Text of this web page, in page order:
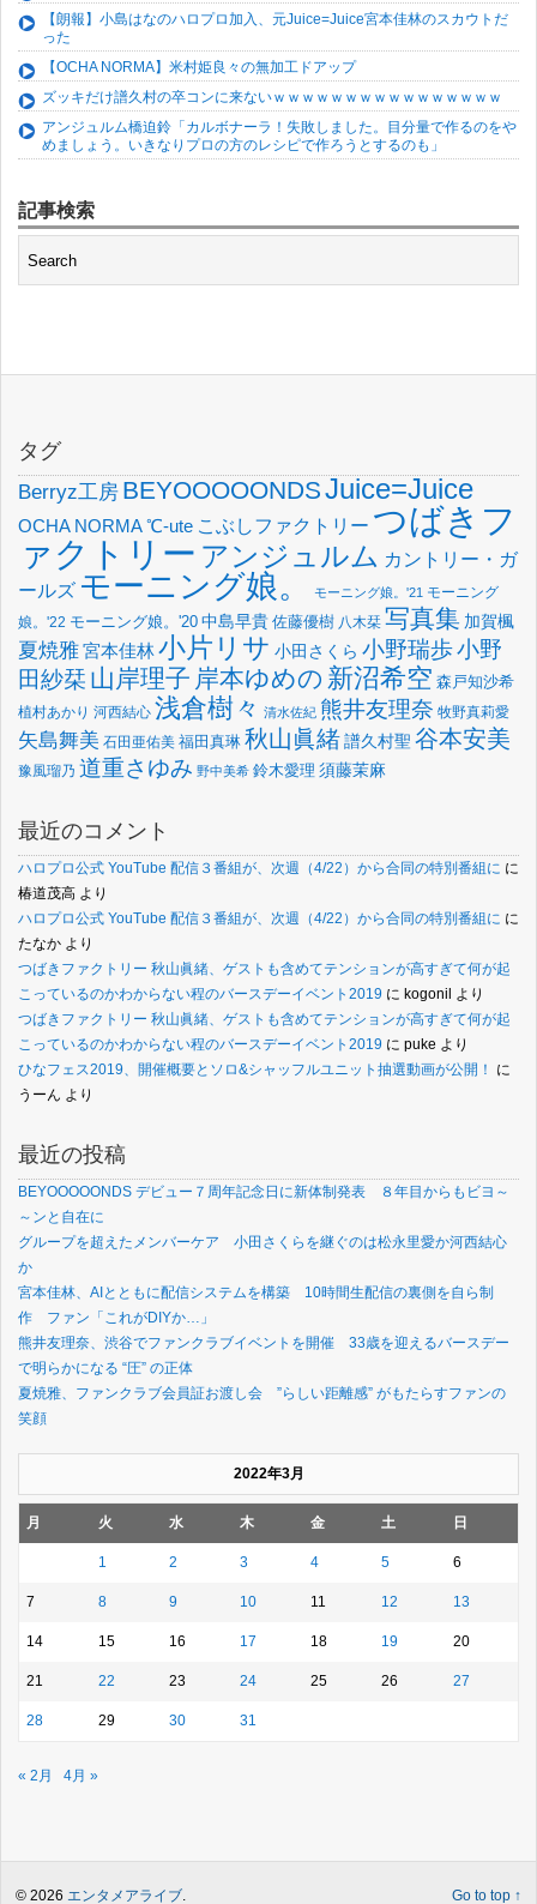
【朗報】小島はなのハロプロ加入、元Juice=Juice宮本佳林のスカウトだ
った
【OCHA NORMA】米村姫良々の無加工ドアップ
ズッキだけ譜久村の卒コンに来ないｗｗｗｗｗｗｗｗｗｗｗｗｗｗｗｗ
アンジュルム橋迫鈴「カルボナーラ！失敗しました。目分量で作るのをや
めましょう。いきなりプロの方のレシピで作ろうとするのも」
記事検索
タグ
Berryz工房 BEYOOOOONDSJuice=Juice
OCHA NORMA℃-ute こぶしファクトリー つばきフ
ァクトリー アンジュルム カントリー・ガ
ールズ モーニング娘。 モーニング娘。'21 モーニング
娘。'22 モーニング娘。'20 中島早貴 佐藤優樹 八木栞 写真集 加賀楓
夏焼雅宮本佳林小片リサ 小田さくら 小野瑞歩小野
田紗栞 山岸理子 岸本ゆめの 新沼希空 森戸知沙希
植村あかり 河西結心 浅倉樹々 清水佐紀 熊井友理奈 牧野真莉愛
矢島舞美 石田亜佑美 福田真琳 秋山眞緒譜久村聖 谷本安美
豫風瑠乃 道重さゆみ 野中美希 鈴木愛理 須藤茉麻
最近のコメント
ハロプロ公式 YouTube 配信３番組が、次週（4/22）から合同の特別番組に に
椿道茂高 より
ハロプロ公式 YouTube 配信３番組が、次週（4/22）から合同の特別番組に に
たなか より
つばきファクトリー 秋山眞緒、ゲストも含めてテンションが高すぎて何が起
こっているのかわからない程のバースデーイベント2019 に kogonil より
つばきファクトリー 秋山眞緒、ゲストも含めてテンションが高すぎて何が起
こっているのかわからない程のバースデーイベント2019 に puke より
ひなフェス2019、開催概要とソロ&シャッフルユニット抽選動画が公開！
に
うーん より
最近の投稿
BEYOOOOONDS デビュー７周年記念日に新体制発表 ８年目からもビヨ～
～ンと自在に
グループを超えたメンバーケア 小田さくらを継ぐのは松永里愛か河西結心
か
宮本佳林、AIとともに配信システムを構築 10時間生配信の裏側を自ら制
作 ファン「これがDIYか…」
熊井友理奈、渋谷でファンクラブイベントを開催 33歳を迎えるバースデー
で明らかになる “圧” の正体
夏焼雅、ファンクラブ会員証お渡し会 ”らしい距離感” がもたらすファンの
笑顔
2022年3月
月 火 水 木 金 土 日
1 2 3 4 5 6
7 8 9 10 11 12 13
14 15 16 17 18 19 20
21 22 23 24 25 26 27
28 29 30 31
« 2月 4月 »
Go to top ↑
© 2026 エンタメアライブ.